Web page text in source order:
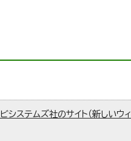
システムズ社のサイト（新しいウ